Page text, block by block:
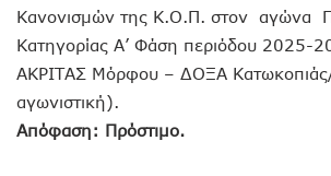
Κανονισμών της Κ.Ο.Π. στον αγώνα
Κατηγορίας Α’ Φάση περιόδου 2025-
ΑΚΡΙΤΑΣ Μόρφου – ΔΟΞΑ
αγωνιστική).
Απόφαση: Πρόστιμο.